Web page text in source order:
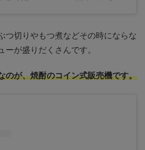
つ切りやもつ煮などその時にならな
ーが盛りだくさんです。
のが、焼酎のコイン式販売機です。